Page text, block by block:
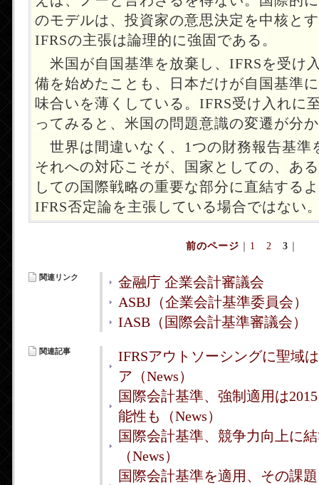
のモデルは、投資家の意思決定を中核と
IFRSの主張は論理的に強固である。
米国が自国基準を放棄し、IFRSを受け
備を始めたことも、日本だけが自国基準
味合いを薄くしている。IFRS受け入れに
ってみると、米国の問題意識の変遷が分
世界は間違いなく、1つの財務報告基準
それへの対応こそが、国家としての、あ
しての国際戦略の重要な部分に直結する
IFRS否定論を主張している場合ではない
前のページ ｜ 1 2 3 ｜
関連リンク
金融庁 企業会計審議会
ASBJ（企業会計基準委員会）
IASB（国際会計基準審議会）
関連記事
IFRSアウトソーシングに聖域
ア（News）
国際会計基準、強制適用は
能性も（News）
国際会計基準、競争力向上に
（News）
国際会計基準を適用、その課